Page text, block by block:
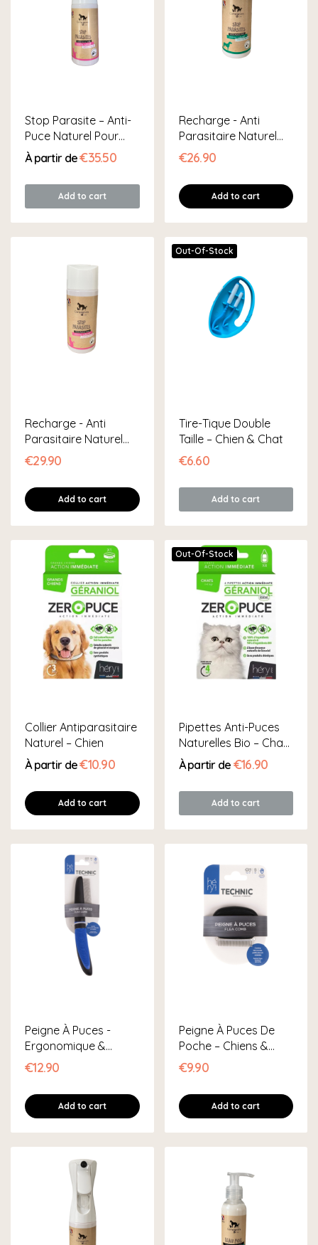
Stop Parasite – Anti-
Puce Naturel Pour
Chat
À partir de€35.50
Add to cart
Recharge - Anti
Parasitaire Naturel
Pour Chien
€26.90
Add to cart
Recharge - Anti
Parasitaire Naturel
Pour Chat
€29.90
Add to cart
Out-Of-Stock
Tire-Tique Double
Taille – Chien & Chat
€6.60
Add to cart
Collier Antiparasitaire
Naturel – Chien
À partir de€10.90
Add to cart
Out-Of-Stock
Pipettes Anti-Puces
Naturelles Bio – Chat
& Chaton
À partir de €16.90
Add to cart
Peigne À Puces -
Ergonomique &
Résistant
€12.90
Add to cart
Peigne À Puces De
Poche – Chiens &
Chats
€9.90
Add to cart